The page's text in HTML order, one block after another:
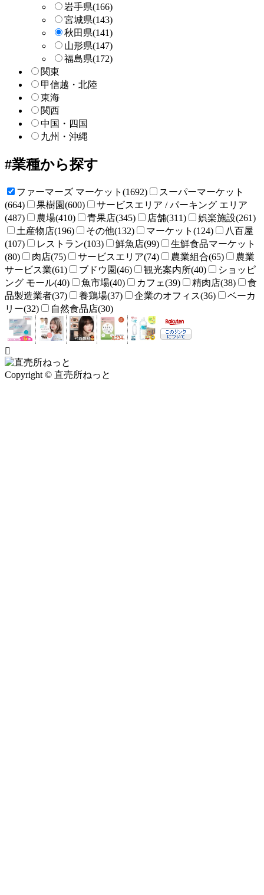
岩手県(166)
宮城県(143)
秋田県(141)
山形県(147)
福島県(172)
関東
甲信越・北陸
東海
関西
中国・四国
九州・沖縄
業種から探す
ファーマーズ マーケット(1692)
スーパーマーケット
(664)
果樹園(600)
サービスエリア / パーキング エリア
(487)
農場(410) 青果店(345) 店舗(311)
娯楽施設(261)
土産物店(196)
その他(132) マーケット(124)
八百屋
(107)
レストラン(103) 鮮魚店(99)
生鮮食品マーケット
(80)
肉店(75) サービスエリア(74) 農業組合(65)
農業
サービス業(61)
ブドウ園(46) 観光案内所(40)
ショッピ
ング モール(40)
魚市場(40) カフェ(39) 精肉店(38)
食
品製造業者(37)
養鶏場(37) 企業のオフィス(36)
ベーカ
リー(32)
自然食品店(30)
Copyright © 直売所ねっと